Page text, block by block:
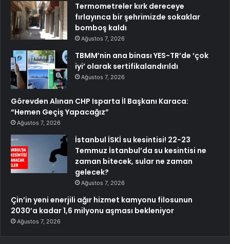
Termometreler kırk dereceye
fırlayınca bir şehrimizde sokaklar
bomboş kaldı
Ağustos 7, 2026
TBMM’nin ana binası YES-TR’de ‘çok
iyi’ olarak sertifikalandırıldı
Ağustos 7, 2026
Görevden Alınan CHP Isparta İl Başkanı Karaca:
“Hemen Geçiş Yapacağız”
Ağustos 7, 2026
İstanbul İSKİ su kesintisi! 22-23
Temmuz İstanbul’da su kesintisi ne
zaman bitecek, sular ne zaman
gelecek?
Ağustos 7, 2026
Çin’in yeni enerjili ağır hizmet kamyonu filosunun
2030’a kadar 1,6 milyonu aşması bekleniyor
Ağustos 7, 2026